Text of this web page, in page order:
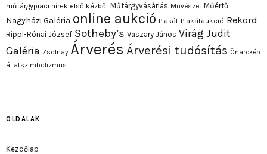
műtárgypiaci hírek első kézből Műtárgyvásárlás Művészet Műértő
Nagyházi Galéria online aukció Plakát Plakátaukció Rekord
Rippl-Rónai József Sotheby’s Vaszary János Virág Judit
Galéria Zsolnay Árverés Árverési tudósítás Önarckép
állatszimbolizmus
OLDALAK
Kezdőlap